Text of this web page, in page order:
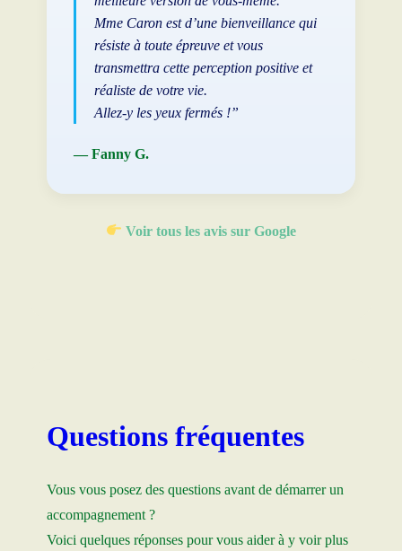
Mme Caron est d’une bienveillance qui
résiste à toute épreuve et vous
transmettra cette perception positive et
réaliste de votre vie.
Allez-y les yeux fermés !”
— Fanny G.
Voir tous les avis sur Google
Questions fréquentes
Vous vous posez des questions avant de démarrer un
accompagnement ?
Voici quelques réponses pour vous aider à y voir plus